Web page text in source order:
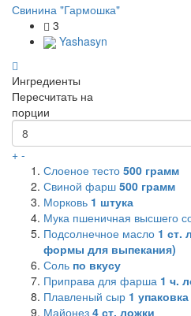
Свинина "Гармошка"
3
Yashasyn
Ингредиенты
Пересчитать на
порции
+ -
Слоеное тесто 500 грамм
Свиной фарш 500 грамм
Морковь 1 штука
Мука пшеничная высшего
Подсолнечное масло 1 ст.
формы для выпекания)
Соль по вкусу
Приправа для фарша 1 ч.
Плавленый сыр 1 упаковка
Майонез 4 ст. ложки